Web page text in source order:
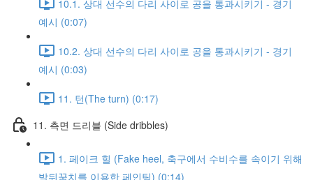
10.1. 상대 선수의 다리 사이로 공을 통과시키기 - 경기
예시 (0:07)
10.2. 상대 선수의 다리 사이로 공을 통과시키기 - 경기
예시 (0:03)
11. 턴(The turn) (0:17)
11. 측면 드리블 (Side dribbles)
1. 페이크 힐 (Fake heel, 축구에서 수비수를 속이기 위해
발뒤꿈치를 이용한 페인팅) (0:14)